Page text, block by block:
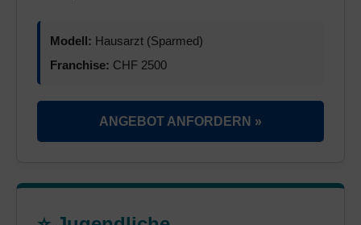
Modell: Hausarzt (Sparmed)
Franchise: CHF 2500
ANGEBOT ANFORDERN »